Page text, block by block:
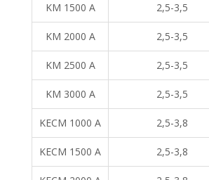
KM 1500 A 2,5-3,5
KM 2000 A 2,5-3,5
KM 2500 A 2,5-3,5
KM 3000 A 2,5-3,5
KECM 1000 A 2,5-3,8
KECM 1500 A 2,5-3,8